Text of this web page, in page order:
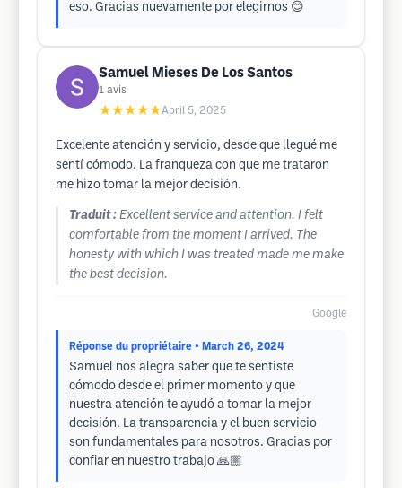
eso. Gracias nuevamente por elegirnos 😊
Samuel Mieses De Los Santos
1 avis
★★★★★April 5, 2025
Excelente atención y servicio, desde que llegué me
sentí cómodo. La franqueza con que me trataron
me hizo tomar la mejor decisión.
Traduit : Excellent service and attention. I felt
comfortable from the moment I arrived. The
honesty with which I was treated made me make
the best decision.
Google
Réponse du propriétaire • March 26, 2024
Samuel nos alegra saber que te sentiste
cómodo desde el primer momento y que
nuestra atención te ayudó a tomar la mejor
decisión. La transparencia y el buen servicio
son fundamentales para nosotros. Gracias por
confiar en nuestro trabajo 🙏🏼